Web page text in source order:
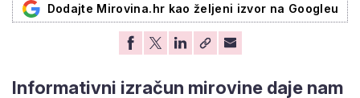
Dodajte Mirovina.hr kao željeni izvor na Googleu
Informativni izračun mirovine daje nam